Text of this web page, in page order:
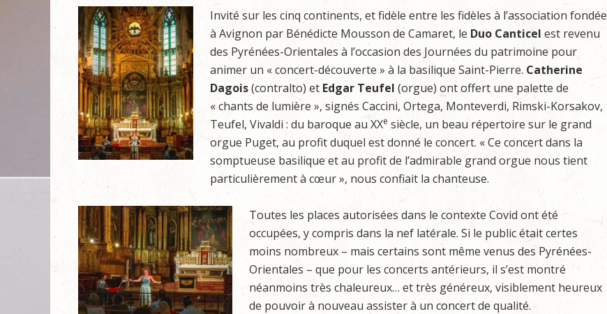
Invité sur les cinq continents, et fidèle entre les fidèles à l’association fondée
à Avignon par Bénédicte Mousson de Camaret, le Duo Canticel est revenu
des Pyrénées-Orientales à l’occasion des Journées du patrimoine pour
animer un « concert-découverte » à la basilique Saint-Pierre. Catherine
Dagois(contralto) et Edgar Teufel (orgue) ont offert une palette de
« chants de lumière », signés Caccini, Ortega, Monteverdi, Rimski-Korsakov,
Teufel, Vivaldi : du baroque au XXe siècle, un beau répertoire sur le grand
orgue Puget, au profit duquel est donné le concert. « Ce concert dans la
somptueuse basilique et au profit de l’admirable grand orgue nous tient
particulièrement à cœur », nous confiait la chanteuse.
Toutes les places autorisées dans le contexte Covid ont été
occupées, y compris dans la nef latérale. Si le public était certes
moins nombreux – mais certains sont même venus des Pyrénées-
Orientales – que pour les concerts antérieurs, il s’est montré
néanmoins très chaleureux… et très généreux, visiblement heureux
de pouvoir à nouveau assister à un concert de qualité.